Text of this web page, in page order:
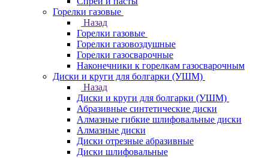
Горелки газовые
Назад
Горелки газовые
Горелки газовоздушные
Горелки газосварочные
Наконечники к горелкам газосварочным
Диски и круги для болгарки (УШМ)
Назад
Диски и круги для болгарки (УШМ)
Абразивные синтетические диски
Алмазные гибкие шлифовальные диски
Алмазные диски
Диски отрезные абразивные
Диски шлифовальные